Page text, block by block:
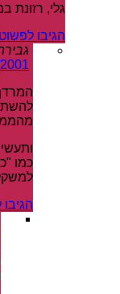
גלי, רזונת
הגיבו
10:18
כמו